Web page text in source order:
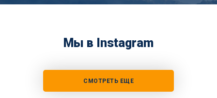
Мы в Instagram
СМОТРЕТЬ ЕЩЕ